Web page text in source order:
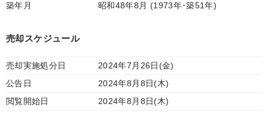
築年月
昭和48年8月 (1973年･築51年)
売却スケジュール
売却実施処分日
2024年7月26日(金)
公告日
2024年8月8日(木)
閲覧開始日
2024年8月8日(木)